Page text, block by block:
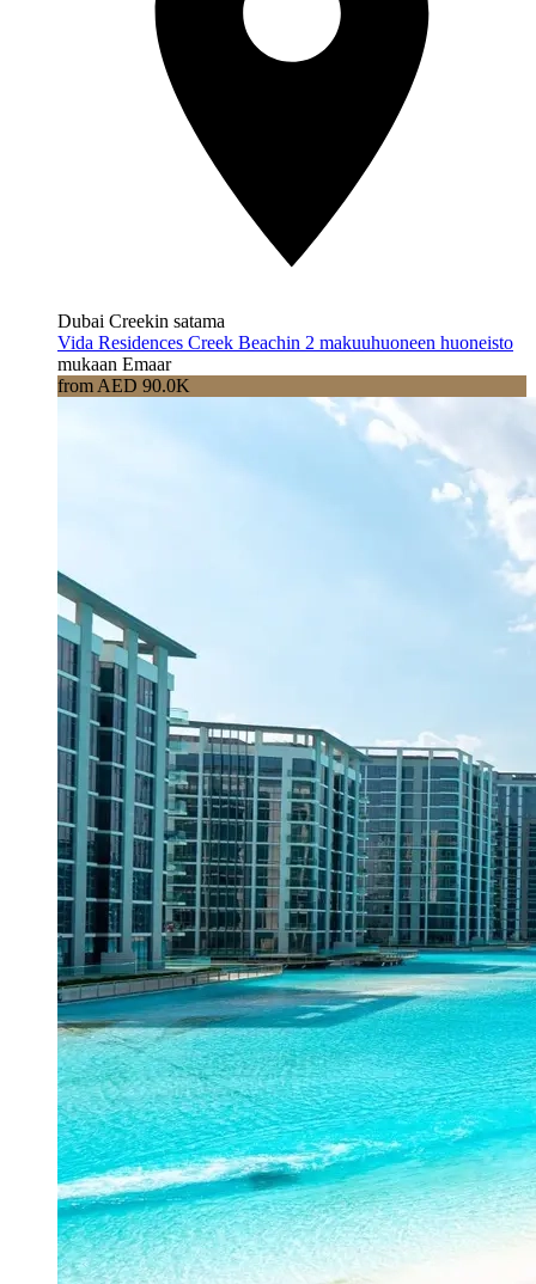
Dubai Creekin satama
Vida Residences Creek Beachin 2 makuuhuoneen huoneisto
mukaan Emaar
from AED 90.0K